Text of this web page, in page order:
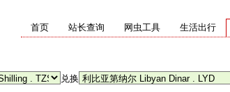
首页 站长查询 网虫工具 生活出行
兑换